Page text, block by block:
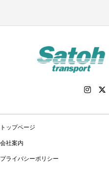
トップページ
会社案内
プライバシーポリシー